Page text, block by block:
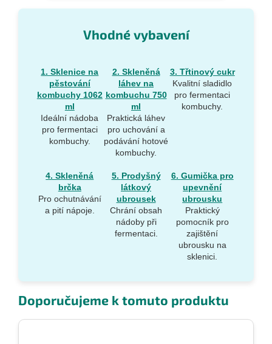
Vhodné vybavení
1. Sklenice na
pěstování
kombuchy 1062
ml
Ideální nádoba
pro fermentaci
kombuchy.
2. Skleněná
láhev na
kombuchu 750
ml
Praktická láhev
pro uchování a
podávání hotové
kombuchy.
3. Třtinový cukr
Kvalitní sladidlo
pro fermentaci
kombuchy.
4. Skleněná
brčka
Pro ochutnávání
a pití nápoje.
5. Prodyšný
látkový
ubrousek
Chrání obsah
nádoby při
fermentaci.
6. Gumička pro
upevnění
ubrousku
Praktický
pomocník pro
zajištění
ubrousku na
sklenici.
Doporučujeme k tomuto produktu